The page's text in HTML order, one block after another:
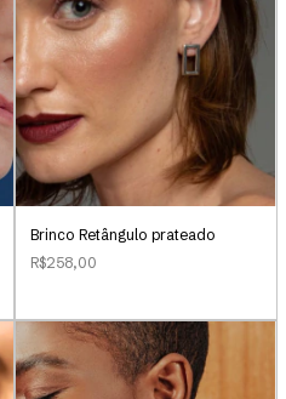
Brinco Retângulo prateado
R$258,00